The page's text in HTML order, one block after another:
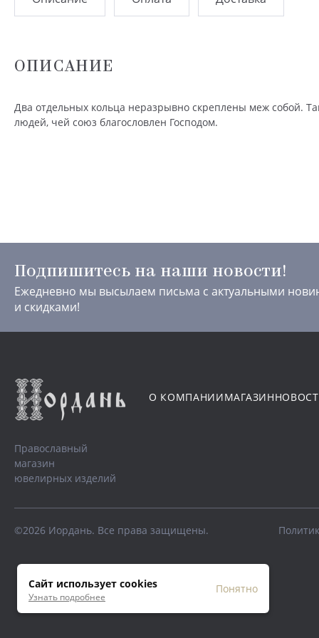
ОПИСАНИЕ
Два отдельных кольца неразрывно скреплены меж собой.
людей, чей союз благословлен Господом.
Подпишитесь на наши новости!
Ежедневно мы высылаем письма с актуальными
и скидками!
Православный
магазин
ювелирных изделий
О КОМПАНИИМАГАЗИН
©2026 Иордань. Все права защищены.
Сайт использует cookies
Узнать подробнее
Понятно